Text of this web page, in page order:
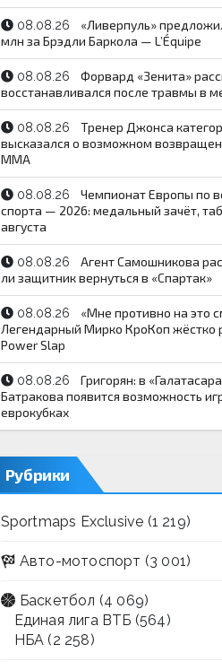
08.08.26
«Ливерпуль»
млн за Брэдли Баркола — L’Équipe
08.08.26
Форвард «Зенита»
восстанавливался после травмы в
08.08.26
Тренер Джонса
высказался о возможном
ММА
08.08.26
Чемпионат Европы по
спорта — 2026: медальный зачёт,
августа
08.08.26
Агент Самошникова
ли защитник вернуться в «Спартак»
08.08.26
«Мне противно на это
Легендарный Мирко КроКоп жёстко
Power Slap
08.08.26
Григорян: в
Батракова появится возможность
еврокубках
Рубрики
Sportmaps Exclusive (1 219)
Авто-мотоспорт (3 001)
Баскетбол (4 069)
Единая лига ВТБ (564)
НБА (2 258)